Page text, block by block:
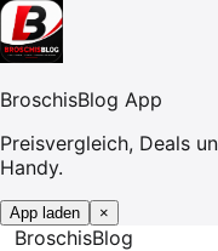
BroschisBlog App
Preisvergleich, Deals
Handy.
App laden ×
BroschisBlog